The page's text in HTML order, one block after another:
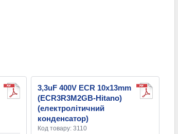
3,3uF 400V ECR 10x13mm
(ECR3R3M2GB-Hitano)
(електролітичний
конденсатор)
Код товару: 3110